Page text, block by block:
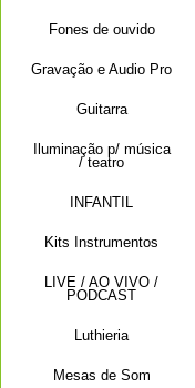
Fones de ouvido
Gravação e Audio Pro
Guitarra
Iluminação p/ música
/ teatro
INFANTIL
Kits Instrumentos
LIVE / AO VIVO /
PODCAST
Luthieria
Mesas de Som